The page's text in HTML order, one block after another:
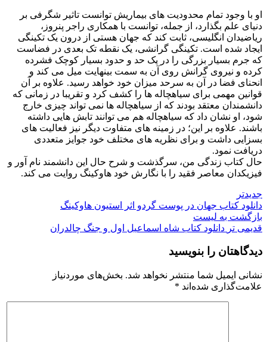
او با وجود تمام محدودیت های بیماریش توانست تاثیر شگرفی بر
دنیای علم بگذارد، از جمله، توانست با همکاری راجر پنروز،
ریاضیدان انگلیسی، ثابت کند که جهان هستی از درون یک تکینگی
ایجاد شده است. تکینگی گرانشی، یک نقطه تک بعدی در فضاست
که جرم بسیار بزرگی را در یک حد و حدود بسیار کوچک فشرده
کرده و نیروی گرانش روی آن به سمت بینهایت میل می کند و
انحنای فضا در آن به سرحد میزان خود خواهد رسید. علاوه بر آن
قوانین مهمی برای سیاهچاله ها را کشف کرد و تقریبا در زمانی که
دانشمندان معتقد بودند که از سیاهچاله ها نمی تواند چیزی خارج
شود، او نشان داد که سیاهچاله هم می توانند تابش هایی داشته
باشند. علاوه بر این؛ در زمینه های متفاوت دیگر نیز فعالیت های
بسزایی داشت و برای نظریه های مختلف خود جوایز متعددی
دریافت نمود.
حال کتاب زندگی من، سرگذشت و شرح حال این دانشمند نام آور و
فیزیکدان معاصر فقید را با نگارش خود هاوکینگ روایت می کند.
جدیدتر
دانلود کتاب جهان در پوست گردو اثر استیون هاوکینگ
بازگشت به لیست
قدیمی تر دانلود کتاب شاه اسماعیل اول و جنگ چالدران
دیدگاهتان را بنویسید
نشانی ایمیل شما منتشر نخواهد شد. بخش‌های موردنیاز
علامت‌گذاری شده‌اند *